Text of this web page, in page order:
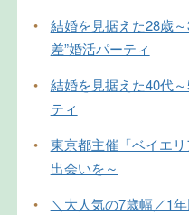
•
結婚を見据えた28歳
差”婚活パーティ
•
結婚を見据えた40代
ティ
•
東京都主催「ベイエ
出会いを～
•
＼大人気の7歳幅／1